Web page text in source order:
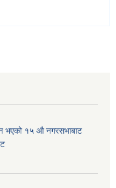
भएको १५ ‍‍‍औ नगरसभाबाट